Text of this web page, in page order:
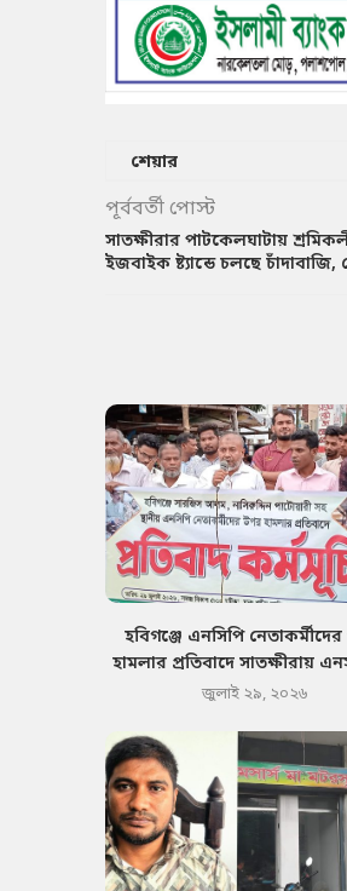
শেয়ার
পূর্ববর্তী পোস্ট
সাতক্ষীরার পাটকেলঘাটায়
ইজবাইক ষ্ট্যান্ডে চলছে
হবিগঞ্জে এনসিপি
হামলার প্রতিবাদে সাতক্ষীরায়
জুলাই ২৯, ২০২৬